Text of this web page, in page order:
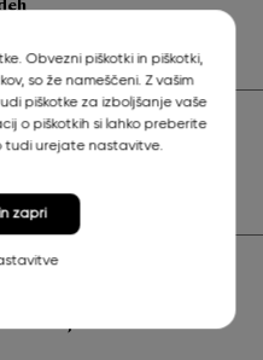
borelioza
okolju
Obvezni piškotki in piškotki,
so že nameščeni. Z vašim
piškotke za izboljšanje vaše
o piškotkih si lahko preberite
tudi urejate nastavitve.
zapri